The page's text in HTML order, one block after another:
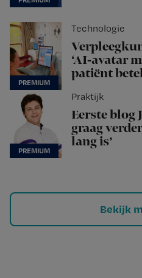
Technologie
‘AI-avatar
patiënt
Praktijk
Eerste blog
graag
lang is’
Bekijk